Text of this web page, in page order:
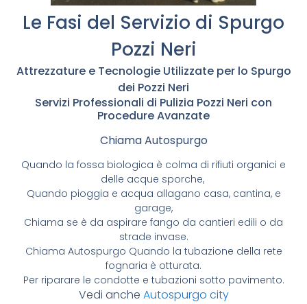
Le Fasi del Servizio di Spurgo
Pozzi Neri
Attrezzature e Tecnologie Utilizzate per lo Spurgo
dei Pozzi Neri
Servizi Professionali di Pulizia Pozzi Neri con
Procedure Avanzate
Chiama Autospurgo
Quando la fossa biologica è colma di rifiuti organici e
delle acque sporche,
Quando pioggia e acqua allagano casa, cantina, e
garage,
Chiama se è da aspirare fango da cantieri edili o da
strade invase.
Chiama Autospurgo Quando la tubazione della rete
fognaria è otturata.
Per riparare le condotte e tubazioni sotto pavimento.
Vedi anche Autospurgo city